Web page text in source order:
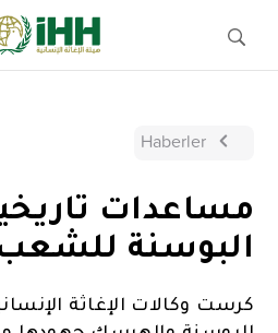
Haberler
مساعدات
البوسنة
كرست وكالات الإغاثة